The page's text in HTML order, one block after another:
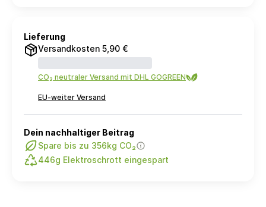
Lieferung
Versandkosten 5,90 €
CO₂ neutraler Versand mit DHL GOGREEN
EU-weiter Versand
Dein nachhaltiger Beitrag
Spare bis zu 356kg CO₂
446g Elektroschrott eingespart